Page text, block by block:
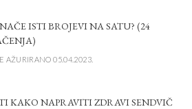
ISTI BROJEVI NA SATU? (24
AŽURIRANO 05.04.2023.
KAKO NAPRAVITI ZDRAVI SENDVIČ